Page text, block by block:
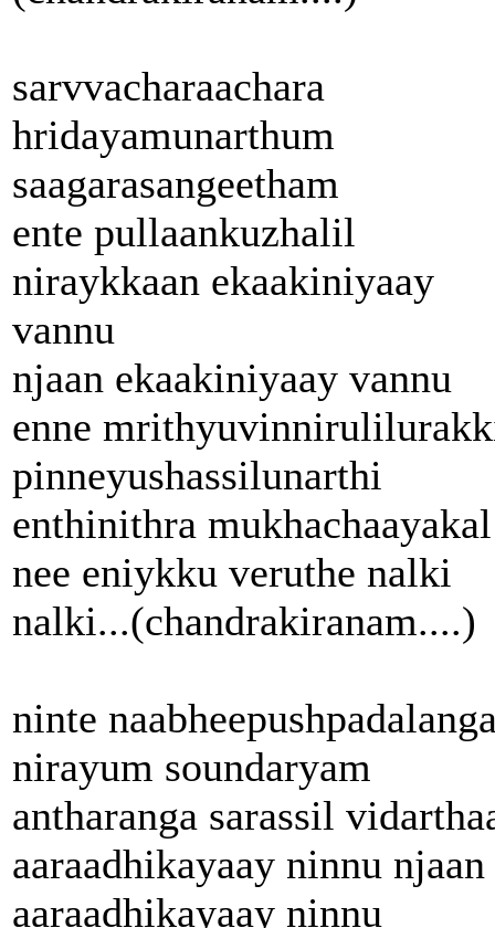
sarvvacharaachara
hridayamunarthum
saagarasangeetham
ente pullaankuzhalil
niraykkaan ekaakiniyaay
vannu
njaan ekaakiniyaay vannu
enne
pinneyushassilunarthi
enthinithra mukhachaayakal
nee eniykku veruthe nalki
nalki...(chandrakiranam....)
ninte
nirayum soundaryam
antharanga sarassil
aaraadhikayaay ninnu njaan
aaraadhikayaay ninnu